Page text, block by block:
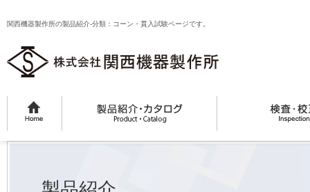
関西機器製作所の製品紹介-分類：コーン・貫入試験ページです。